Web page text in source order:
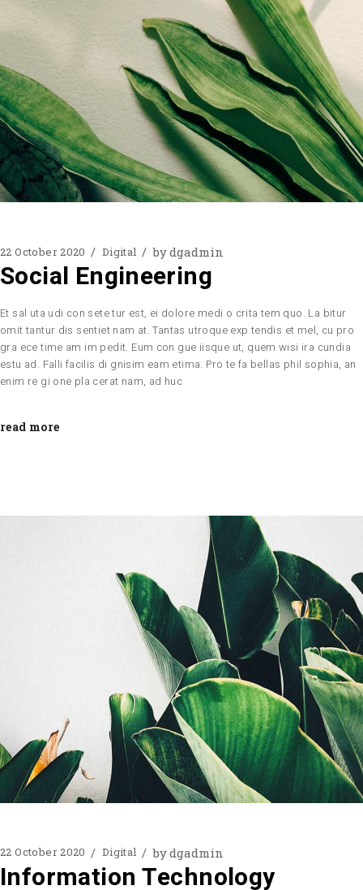
22 October 2020 Digital bydgadmin
Social Engineering
Et sal uta udi con sete tur est, ei dolore medi o crita tem quo. La bitur
omit tantur dis sentiet nam at. Tantas utroque exp tendis et mel, cu pro
gra ece time am im pedit. Eum con gue iisque ut, quem wisi ira cundia
estu ad. Falli facilis di gnisim eam etima. Pro te fa bellas phil sophia, an
enim re gi one pla cerat nam, ad huc
read more
22 October 2020 Digital bydgadmin
Information Technology